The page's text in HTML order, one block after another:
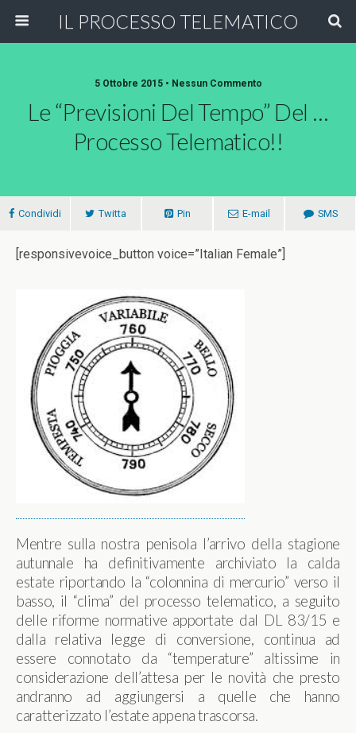
IL PROCESSO TELEMATICO
5 Ottobre 2015 • Nessun Commento
Le “previsioni Del Tempo” Del …
Processo Telematico!!
Condividi Twitta Pin E-mail SMS
[responsivevoice_button voice=”Italian Female”]
Mentre sulla nostra penisola l’arrivo della stagione
autunnale ha definitivamente archiviato la calda
estate riportando la “colonnina di mercurio” verso il
basso, il “clima” del processo telematico, a seguito
delle riforme normative apportate dal DL 83/15 e
dalla relativa legge di conversione, continua ad
essere connotato da “temperature” altissime in
considerazione dell’attesa per le novità che presto
andranno ad aggiungersi a quelle che hanno
caratterizzato l’estate appena trascorsa.